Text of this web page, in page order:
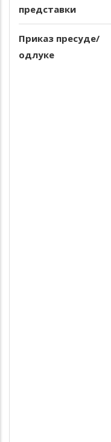
представки
Приказ пресуде/
одлуке